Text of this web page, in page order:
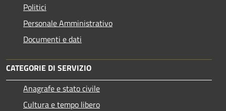
Politici
Personale Amministrativo
Documenti e dati
CATEGORIE DI SERVIZIO
Anagrafe e stato civile
Cultura e tempo libero